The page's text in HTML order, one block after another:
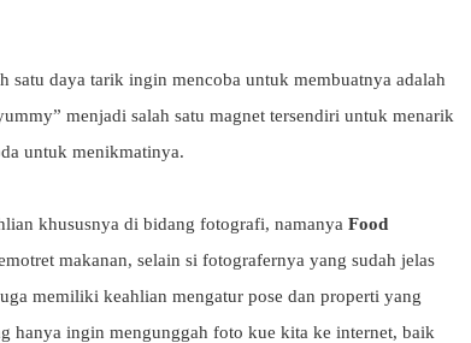
satu daya tarik ingin mencoba untuk membuatnya adalah
menjadi salah satu magnet tersendiri untuk menarik
untuk menikmatinya.
khususnya di bidang fotografi, namanya Food
makanan, selain si fotografernya yang sudah jelas
memiliki keahlian mengatur pose dan properti yang
hanya ingin mengunggah foto kue kita ke internet, baik